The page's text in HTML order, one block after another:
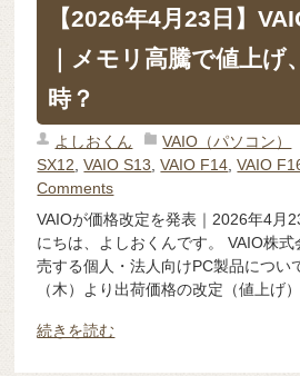
【2026年4月23日】
｜メモリ高騰で値上げ
時？
よしおくん VAIO（パソコン）
SX12 ,VAIO S13 ,VAIO F14 ,VAIO
Comments
VAIOが価格改定を発表｜2026年4月
にちは、よしおくんです。 VAIO株
売する個人・法人向けPC製品につい
（木）より出荷価格の改定（値上げ
続きを読む